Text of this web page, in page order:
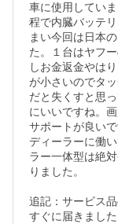
車に使用してい
程で内臓バッテ
まい今回は日本
た。１台はヤフ
しお金返金やは
が小さいのでタ
だと失くすと思
にいいですね。
サポートが良い
ディーラーに働
ラー一体型は絶
りました。
追記：サービス
すぐに届きました